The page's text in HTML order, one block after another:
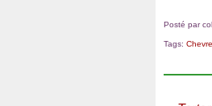
Posté par
Tags: